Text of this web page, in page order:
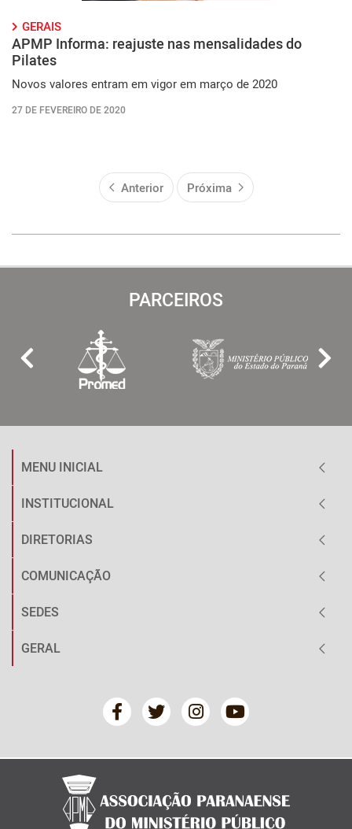
GERAIS
APMP Informa: reajuste nas mensalidades do
Pilates
Novos valores entram em vigor em março de 2020
27 DE FEVEREIRO DE 2020
Anterior Próxima
PARCEIROS
MENU INICIAL
INSTITUCIONAL
DIRETORIAS
COMUNICAÇÃO
SEDES
GERAL